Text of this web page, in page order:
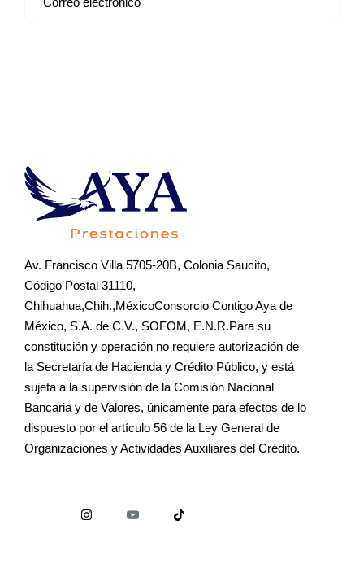
Av. Francisco Villa 5705-20B, Colonia Saucito,
Código Postal 31110,
Chihuahua,Chih.,MéxicoConsorcio Contigo Aya de
México, S.A. de C.V., SOFOM, E.N.R.Para su
constitución y operación no requiere autorización de
la Secretaría de Hacienda y Crédito Público, y está
sujeta a la supervisión de la Comisión Nacional
Bancaria y de Valores, únicamente para efectos de lo
dispuesto por el artículo 56 de la Ley General de
Organizaciones y Actividades Auxiliares del Crédito.